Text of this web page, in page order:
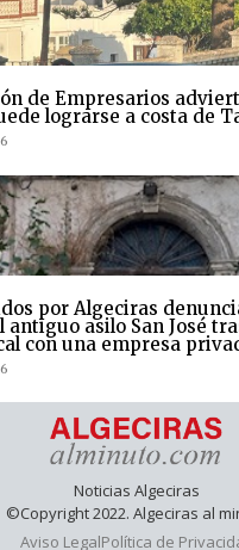
de Empresarios
lograrse a costa de
por Algeciras
antiguo asilo San José
con una empresa
Noticias Algeciras
©Copyright 2022. Algeciras al
Aviso LegalPolítica de